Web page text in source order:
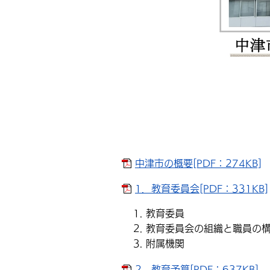
中津市の概要[PDF：274KB]
1．教育委員会[PDF：331KB]
教育委員
教育委員会の組織と職員の
附属機関